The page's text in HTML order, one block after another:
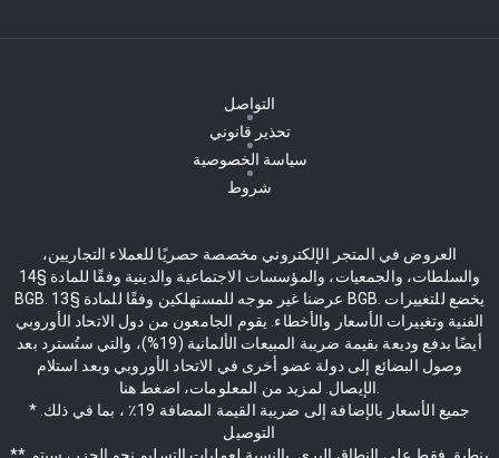
التواصل
تحذير قانوني
سياسة الخصوصية
شروط
العروض في المتجر الإلكتروني مخصصة حصريًا للعملاء التجاريين،
والسلطات، والجمعيات، والمؤسسات الاجتماعية والدينية وفقًا للمادة §14
BGB. عرضنا غير موجه للمستهلكين وفقًا للمادة §13 BGB. يخضع للتغييرات
الفنية وتغييرات الأسعار والأخطاء. يقوم الجامعون من دول الاتحاد الأوروبي
أيضًا بدفع وديعة بقيمة ضريبة المبيعات الألمانية (19%)، والتي ستُسترد بعد
وصول البضائع إلى دولة عضو أخرى في الاتحاد الأوروبي وبعد استلام
* جميع الأسعار بالإضافة إلى ضريبة القيمة المضافة 19٪ ، بما في ذلك.
التوصيل